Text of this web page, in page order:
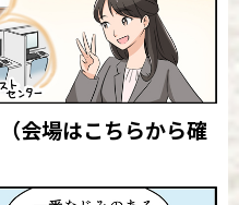
（会場はこちらから確